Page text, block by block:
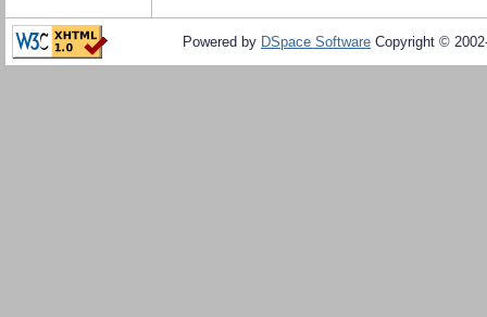
Powered by DSpace Software Copyright ©